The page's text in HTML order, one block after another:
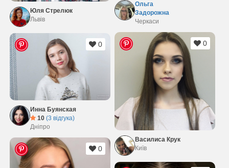
Ольга
Задорожна
Черкаси
Юля Стрелюк
Львів
Василиса Крук
Київ
0
Инна Буянская
10 (3 відгука)
Дніпро
0
0